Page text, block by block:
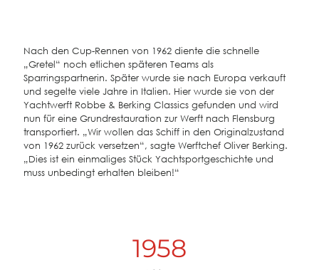
Nach den Cup-Rennen von 1962 diente die schnelle
„Gretel“ noch etlichen späteren Teams als
Sparringspartnerin. Später wurde sie nach Europa verkauft
und segelte viele Jahre in Italien. Hier wurde sie von der
Yachtwerft Robbe & Berking Classics gefunden und wird
nun für eine Grundrestauration zur Werft nach Flensburg
transportiert. „Wir wollen das Schiff in den Originalzustand
von 1962 zurück versetzen“, sagte Werftchef Oliver Berking.
„Dies ist ein einmaliges Stück Yachtsportgeschichte und
muss unbedingt erhalten bleiben!“
1958